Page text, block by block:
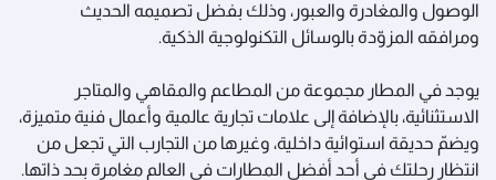
الوصول والمغادرة والعبور، وذلك بفضل تصميمه الحديث
ومرافقه المزوّدة بالوسائل التكنولوجية الذكية.
يوجد في المطار مجموعة من المطاعم والمقاهي والمتاجر
الاستثنائية، بالإضافة إلى علامات تجارية عالمية وأعمال فنية متميزة،
ويضمّ حديقة استوائية داخلية، وغيرها من التجارب التي تجعل من
انتظار رحلتك في أحد أفضل المطارات في العالم مغامرة بحد ذاتها.